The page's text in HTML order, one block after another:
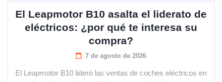
El Leapmotor B10 asalta el liderato de
eléctricos: ¿por qué te interesa su
compra?
7 de agosto de 2026
El Leapmotor B10 lideró las ventas de coches eléctricos en